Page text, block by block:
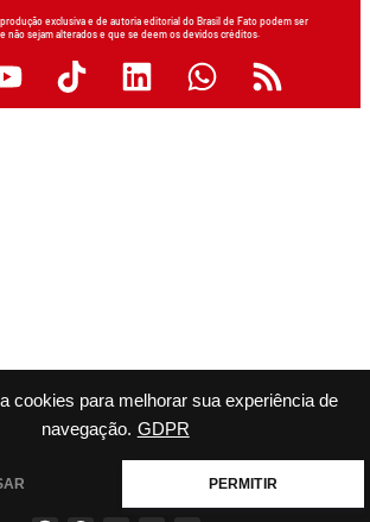
cookies para melhorar sua experiência de
navegação. GDPR
PERMITIR
exclusiva e de autoria editorial do Brasil de Fato podem ser
não sejam alterados e que se deem os devidos créditos.